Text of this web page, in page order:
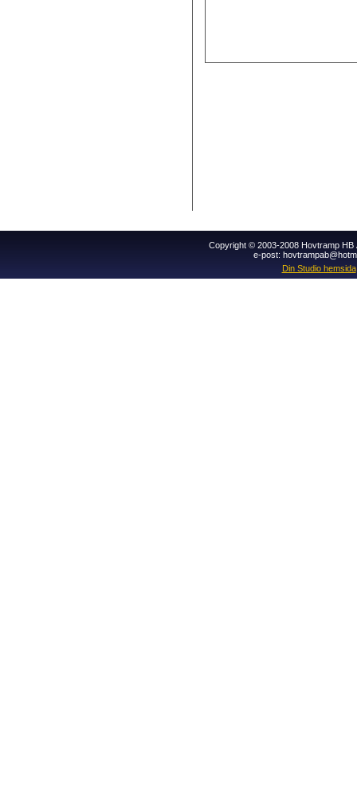
Copyright © 2003-2008 Hovtramp HB
e-post:
Din Studio hemsida